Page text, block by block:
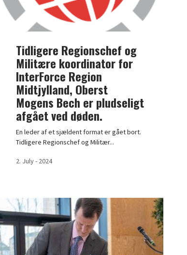
Tidligere Regionschef og
Militære koordinator for
InterForce Region
Midtjylland, Oberst
Mogens Bech er pludseligt
afgået ved døden.
En leder af et sjældent format er gået bort.
Tidligere Regionschef og Militær...
2. July - 2024